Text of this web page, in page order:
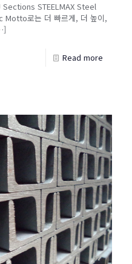
STEELMAX Steel
로는 더 빠르게, 더 높이,
Read more